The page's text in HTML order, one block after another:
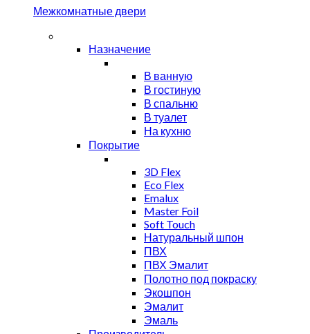
Межкомнатные двери
Назначение
В ванную
В гостиную
В спальню
В туалет
На кухню
Покрытие
3D Flex
Eco Flex
Emalux
Master Foil
Soft Touch
Натуральный шпон
ПВХ
ПВХ Эмалит
Полотно под покраску
Экошпон
Эмалит
Эмаль